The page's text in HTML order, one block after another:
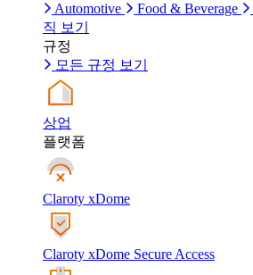
Automotive
Food & Beverage
직 보기
규정
모든 규정 보기
상업
플랫폼
Claroty xDome
Claroty xDome Secure Access